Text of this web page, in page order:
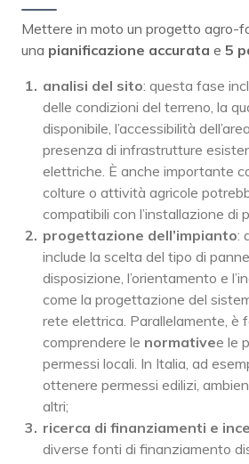
Mettere in moto un progetto agro-
una pianificazione accurata e 5
analisi del sito: questa fase
delle condizioni del terreno, la
disponibile, l’accessibilità
presenza di infrastrutture
elettriche. È anche importante
colture o attività agricole
compatibili con l’installazione di
progettazione dell’impianto:
include la scelta del tipo di
disposizione, l’orientamento e
come la progettazione del
rete elettrica. Parallelamente, è
comprendere le normativee le
permessi locali. In Italia, ad
ottenere permessi edilizi,
altri;
ricerca di finanziamenti e
diverse fonti di finanziamento